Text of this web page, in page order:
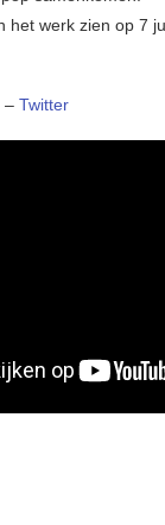
het werk zien op 7
– Twitter